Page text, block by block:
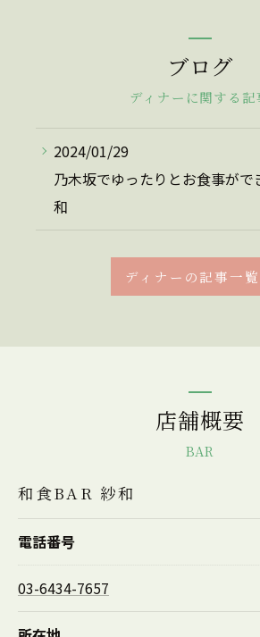
ブログ
ディナーに関する記
2024/01/29
乃木坂でゆったりとお食事がで
和
ディナーの記事一
店舗概要
BAR
和食BAR 紗和
電話番号
03-6434-7657